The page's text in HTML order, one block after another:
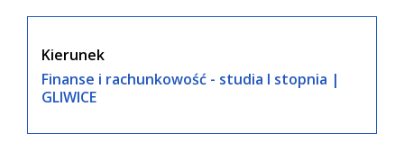
Kierunek
Finanse i rachunkowość - studia I stopnia |
GLIWICE